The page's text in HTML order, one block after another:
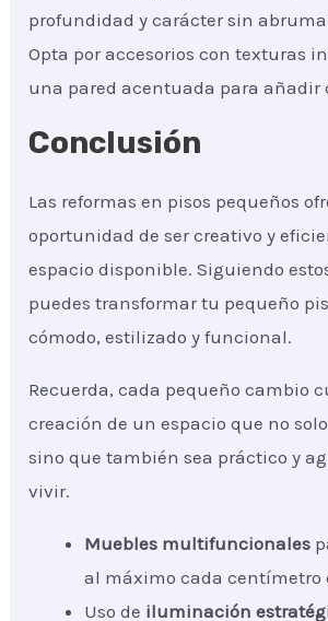
profundidad y carácter sin
Opta por accesorios con texturas
una pared acentuada para añadir
Conclusión
Las reformas en pisos pequeños
oportunidad de ser creativo y
espacio disponible. Siguiendo
puedes transformar tu pequeño
cómodo, estilizado y funcional.
Recuerda, cada pequeño cambio
creación de un espacio que no
sino que también sea práctico y
vivir.
Muebles multifuncionales
al máximo cada centímetro
Uso de iluminación